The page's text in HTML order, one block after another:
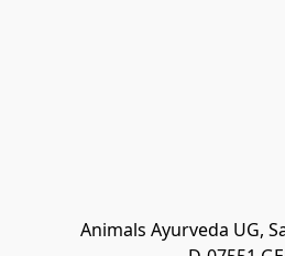
Animals Ayurveda UG,